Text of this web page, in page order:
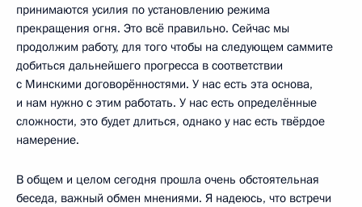
принимаются усилия по установлению режима
прекращения огня. Это всё правильно. Сейчас мы
продолжим работу, для того чтобы на следующем саммите
добиться дальнейшего прогресса в соответствии
с Минскими договорённостями. У нас есть эта основа,
и нам нужно с этим работать. У нас есть определённые
сложности, это будет длиться, однако у нас есть твёрдое
намерение.
В общем и целом сегодня прошла очень обстоятельная
беседа, важный обмен мнениями. Я надеюсь, что встречи